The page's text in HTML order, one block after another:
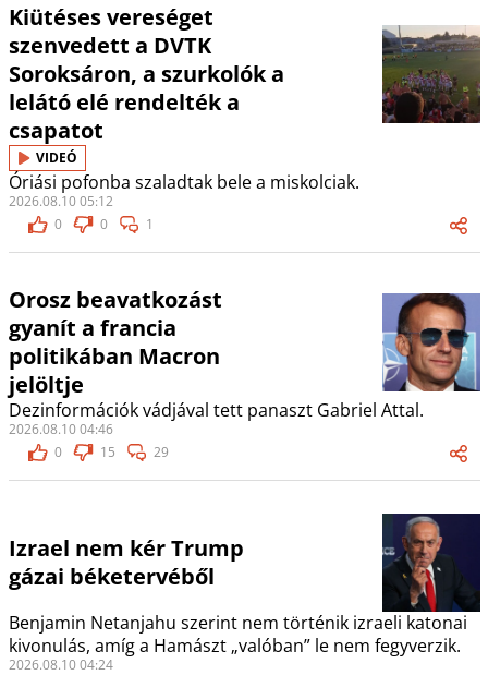
Kiütéses vereséget
szenvedett a DVTK
Soroksáron, a szurkolók a
lelátó elé rendelték a
csapatot
VIDEÓ
Óriási pofonba szaladtak bele a miskolciak.
2026.08.10 05:12
0
0 1
Orosz beavatkozást
gyanít a francia
politikában Macron
jelöltje
Dezinformációk vádjával tett panaszt Gabriel Attal.
2026.08.10 04:46
0
15 29
Izrael nem kér Trump
gázai béketervéből
Benjamin Netanjahu szerint nem történik izraeli katonai
kivonulás, amíg a Hamászt „valóban” le nem fegyverzik.
2026.08.10 04:24